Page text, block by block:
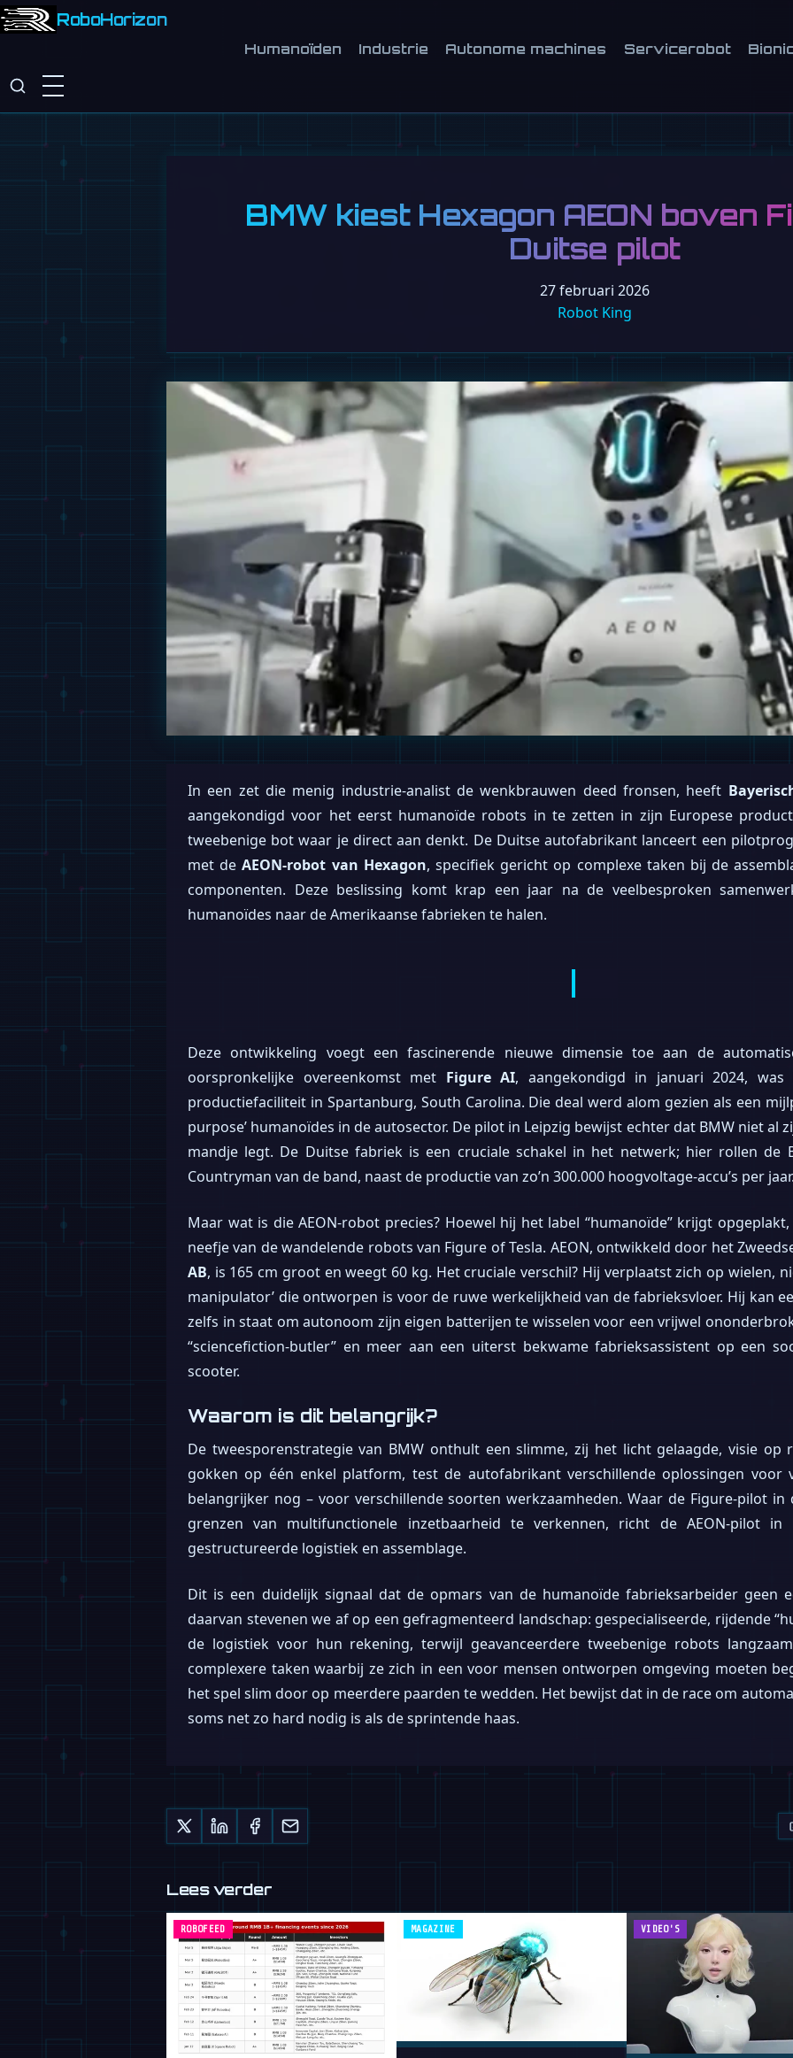
RoboHorizon
Humanoïden Industrie Autonome machines Servicerobot
BMW kiest Hexagon AEON boven
Duitse pilot
27 februari 2026
Robot King
In een zet die menig industrie-analist de wenkbrauwen deed fronsen, heeft
aangekondigd voor het eerst humanoïde robots in te zetten in zijn Europese
tweebenige bot waar je direct aan denkt. De Duitse autofabrikant lanceert een
met deAEON-robot van Hexagon, specifiek gericht op complexe taken bij de
componenten. Deze beslissing komt krap een jaar na de veelbesproken
humanoïdes naar de Amerikaanse fabrieken te halen.
Deze ontwikkeling voegt een fascinerende nieuwe dimensie toe aan de
oorspronkelijke overeenkomst met Figure AI, aangekondigd in januari 2024,
productiefaciliteit in Spartanburg, South Carolina. Die deal werd alom gezien als een
purpose’ humanoïdes in de autosector. De pilot in Leipzig bewijst echter dat BMW niet al
mandje legt. De Duitse fabriek is een cruciale schakel in het netwerk; hier rollen de
Countryman van de band, naast de productie van zo’n 300.000 hoogvoltage-accu’s per jaar.
Maar wat is die AEON-robot precies? Hoewel hij het label “humanoïde” krijgt
neefje van de wandelende robots van Figure of Tesla. AEON, ontwikkeld door het
AB, is 165 cm groot en weegt 60 kg. Het cruciale verschil? Hij verplaatst zich op wielen,
manipulator’ die ontworpen is voor de ruwe werkelijkheid van de fabrieksvloer. Hij kan
zelfs in staat om autonoom zijn eigen batterijen te wisselen voor een vrijwel
“sciencefiction-butler” en meer aan een uiterst bekwame fabrieksassistent op een
scooter.
Waarom is dit belangrijk?
De tweesporenstrategie van BMW onthult een slimme, zij het licht gelaagde, visie
gokken op één enkel platform, test de autofabrikant verschillende oplossingen voor
belangrijker nog – voor verschillende soorten werkzaamheden. Waar de Figure-pilot
grenzen van multifunctionele inzetbaarheid te verkennen, richt de AEON-pilot in
gestructureerde logistiek en assemblage.
Dit is een duidelijk signaal dat de opmars van de humanoïde fabrieksarbeider geen
daarvan stevenen we af op een gefragmenteerd landschap: gespecialiseerde, rijdende
de logistiek voor hun rekening, terwijl geavanceerdere tweebenige robots
complexere taken waarbij ze zich in een voor mensen ontworpen omgeving moeten
het spel slim door op meerdere paarden te wedden. Het bewijst dat in de race om
soms net zo hard nodig is als de sprintende haas.
Lees verder
ROBOFEED MAGAZINE VIDEO'S